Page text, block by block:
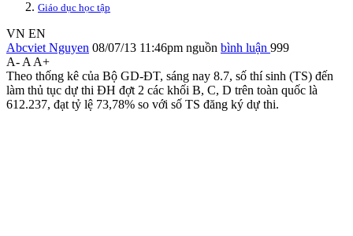
Giáo dục học tập
VN EN
Abcviet Nguyen 08/07/13 11:46pm nguồn bình luận 999
A- A A+
Theo thống kê của Bộ GD-ĐT, sáng nay 8.7, số thí sinh (TS) đến
làm thủ tục dự thi ĐH đợt 2 các khối B, C, D trên toàn quốc là
612.237, đạt tỷ lệ 73,78% so với số TS đăng ký dự thi.